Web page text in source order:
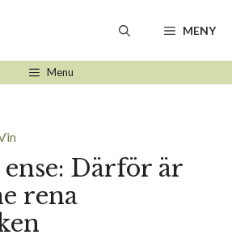
MENY
Menu
Därför är
rena